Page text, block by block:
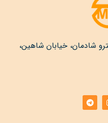
شادمان، خیابان شاهین،